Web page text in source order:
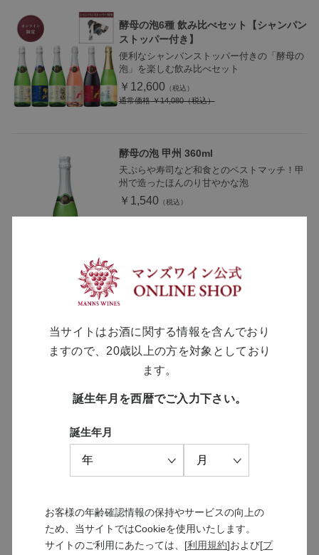
酵母の泡6種 飲み比べセット【シャンパン
ストッパー付き】
便利なシャンパンストッパー付きの「酵母の
泡」を楽しむ飲み比べセット
￥12,600
通常価格￥14,080
酵母の泡 甲州 360ml
天ぷらや寿司など和食とのベストマッチ！甲
州で造ったほんのり甘やかな泡
￥1,540
酵母の泡5種 飲み比べセット【今楽しみた
「酵母の泡」5種と今楽しみたい甲州を楽し
￥12,600
通常価格 ￥13,980
酵母の泡 甲州 ブリュット
甲州の個性を最大限表現したキリっと辛口の
泡
当サイトはお酒に関する情報を含んでおり
ますので、20歳以上の方を対象としており
ます。
誕生年月を西暦でご入力下さい。
誕生年月
お客様の年齢確認情報の保持やサービスの向上の
ため、当サイトではCookieを使用いたします。
サイトのご利用にあたっては、[利用規約]および[プ